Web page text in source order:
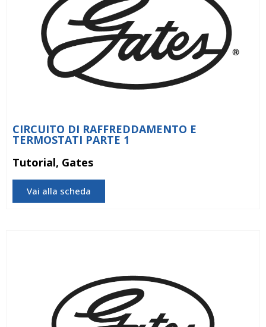
CIRCUITO DI RAFFREDDAMENTO E
TERMOSTATI PARTE 1
Tutorial, Gates
Vai alla scheda